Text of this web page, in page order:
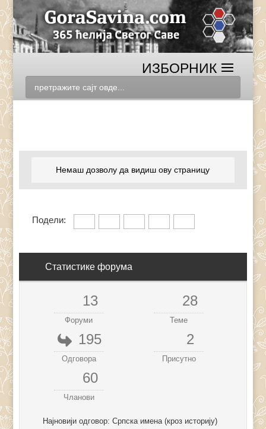
Немаш дозволу да видиш ову страницу
Подели:
Статистике форума
13
Форуми
28
Теме
195
Одговора
2
Присутно
60
Чланови
Најновији одговор:Српска имена (кроз историју)